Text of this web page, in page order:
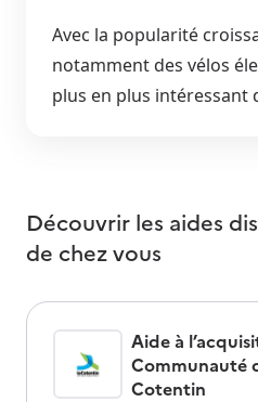
Avec la popularité
notamment des vélos
plus en plus intéressant
Découvrir les aides
de chez vous
Aide à
Communauté
Cotentin